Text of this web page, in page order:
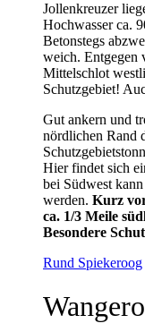
Jollenkreuzer
Hochwasser ca.
Betonstegs
weich. Entgegen
Mittelschlot
Schutzgebiet!
Gut ankern und
nördlichen Rand
Hier findet sich
bei Südwest
werden. Kurz
ca. 1/3 Meile
Besondere
Rund Spiekeroog